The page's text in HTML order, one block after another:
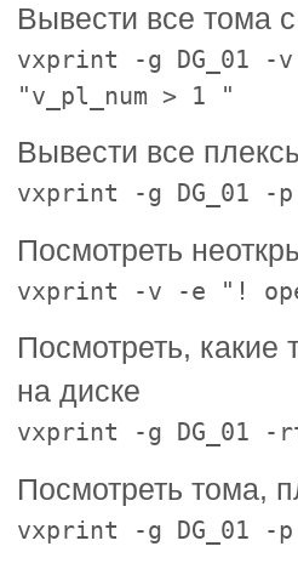
Вывести все тома
vxprint -g DG_01 -v
"v_pl_num > 1 "
Вывести все
vxprint -g DG_01 -
Посмотреть
vxprint -v -e "!
Посмотреть,
на диске
vxprint -g DG_01 -
Посмотреть тома,
vxprint -g DG_01 -p